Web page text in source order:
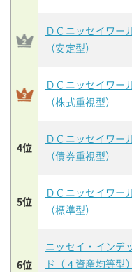
ＤＣニッセイワー
（安定型）
ＤＣニッセイワー
（株式重視型）
4位
ＤＣニッセイワー
（債券重視型）
5位
ＤＣニッセイワー
（標準型）
6位
ニッセイ・インデ
ド（４資産均等型